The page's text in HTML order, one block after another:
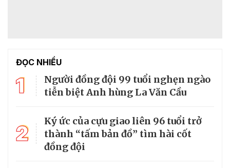
ĐỌC NHIỀU
1
Người đồng đội 99 tuổi nghẹn ngào
tiễn biệt Anh hùng La Văn Cầu
2
Ký ức của cựu giao liên 96 tuổi trở
thành “tấm bản đồ” tìm hài cốt
đồng đội